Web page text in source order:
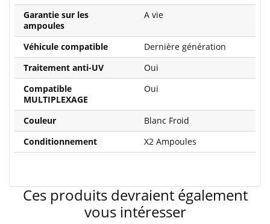
Garantie sur les
ampoules
A vie
Véhicule compatible
Dernière génération
Traitement anti-UV
Oui
Compatible
MULTIPLEXAGE
Oui
Couleur
Blanc Froid
Conditionnement
X2 Ampoules
Ces produits devraient également
vous intéresser